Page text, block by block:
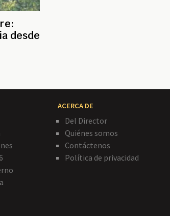
desde
ACERCA DE
Del Director
Quiénes somos
Contáctenos
Política de privacidad